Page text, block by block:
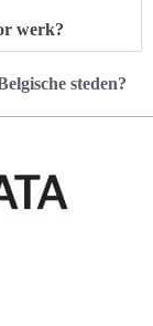
werk?
steden?